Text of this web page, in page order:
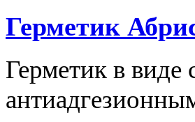
Герметик
Герметик в